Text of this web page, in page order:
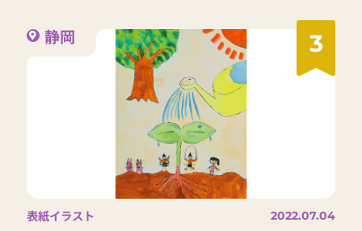
3
静岡
表紙イラスト 2022.07.04